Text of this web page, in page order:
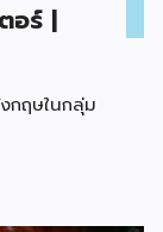
อร์ |
กฤษในกลุ่ม